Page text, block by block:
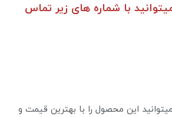
با شماره های زیر تماس
میتوانید این محصول را با بهترین قیمت و